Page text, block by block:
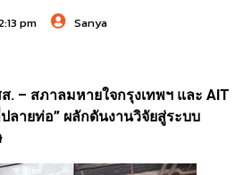
pm Sanya
. – สภาลมหายใจกรุงเทพฯ และ AIT
ลายท่อ” ผลักดันงานวิจัยสู่ระบบ